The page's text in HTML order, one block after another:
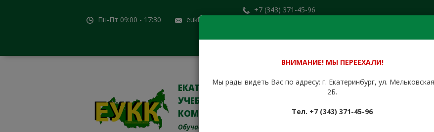
Пн-Пт 09:00 - 17:30 eukk@mail.ru
+7 (343) 371-45-96
ЕКАТЕРИНБУРГСКИЙ
УЧЕБНО-КУРСОВОЙ
КОМБИНАТ
Обучаем с 1943 года
ВНИМАНИЕ! МЫ ПЕРЕЕХАЛИ!
Мы рады видеть Вас по адресу: г. Екатеринбург, ул.
2Б.
Тел. +7 (343) 371-45-96